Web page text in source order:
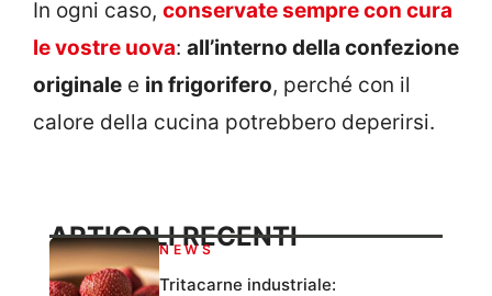
In ogni caso, conservate sempre con cura
le vostre uova: all’interno della confezione
originale e in frigorifero, perché con il
calore della cucina potrebbero deperirsi.
ARTICOLI RECENTI
NEWS
Tritacarne industriale: